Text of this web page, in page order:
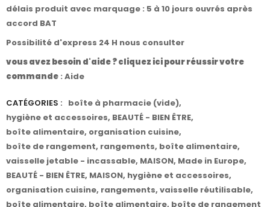
délais produit avec marquage : 5 à 10 jours ouvrés après
accord BAT
Possibilité d'express 24 H nous consulter
vous avez besoin d'aide ? cliquez ici pour réussir votre
commande : Aide
CATÉGORIES : boîte à pharmacie (vide),
hygiène et accessoires, BEAUTÉ - BIEN ÊTRE,
boîte alimentaire, organisation cuisine,
boîte de rangement, rangements, boîte alimentaire,
vaisselle jetable - incassable, MAISON, Made in Europe,
BEAUTÉ - BIEN ÊTRE, MAISON, hygiène et accessoires,
organisation cuisine, rangements, vaisselle réutilisable,
boîte alimentaire, boîte alimentaire, boîte de rangement